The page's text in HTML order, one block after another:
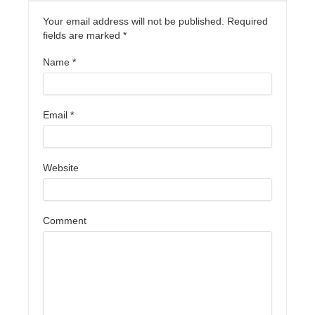
Your email address will not be published. Required
fields are marked *
Name *
Email *
Website
Comment